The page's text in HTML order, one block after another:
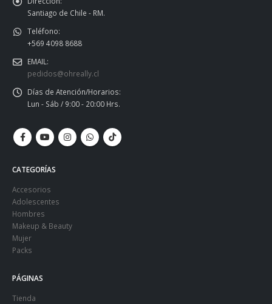
Santiago de Chile - RM.
Teléfono:
+569 4098 8688
EMAIL:
pedidos@ohreally.cl
Días de Atención/Horarios:
Lun - Sáb / 9:00 - 20:00 Hrs.
CATEGORÍAS
Accesorios
Adolescentes
Hombres
Makeup & Beauty
Mujer
Packs
PÁGINAS
Tienda